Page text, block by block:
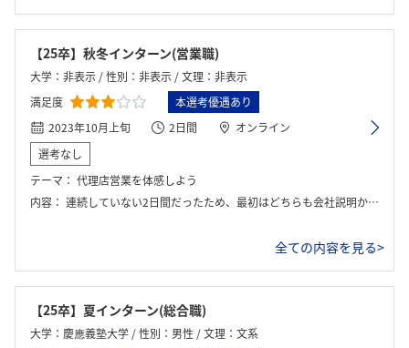
【25卒】秋冬インターン(営業職)
大学：非表示 / 性別：非表示 / 文理：非表示
満足度
本選考優遇あり
2023年10月上旬
2日間
オンライン
選考なし
テーマ： 代理店営業を体感しよう
内容： 連続していない2日間だったため、最初はどちらも会社説明から始まりました。その後、グループワークがあり、プレゼンと座談会がありました。
全ての内容を見る>
【25卒】夏インターン(総合職)
大学：慶應義塾大学 / 性別：男性 / 文理：文系
ログイン・会員登録